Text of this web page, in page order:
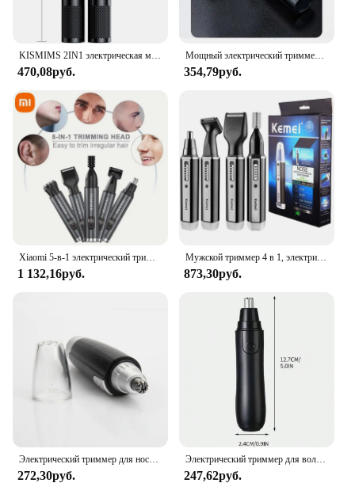
470,08руб.
Мощный электрический триммер для волос в носу для мужчин и женщин — двигатель с высоким крутящим моментом и низким уровнем шума, идеально подходит для удаления волос в носу и ушах
354,79руб.
1 132,16руб.
Мужской триммер 4 в 1, электрический триммер для носа и ушей, перезаряжаемый триммер для волос, бороды, носа и ушей, набор для ухода за волосами
873,30руб.
272,30руб.
Электрический триммер для волос в носу инструмент унисекс бритва машинка для стрижки шеи машинка для стрижки волос мужской инструмент для бритья Портативный Чистой триммер
247,62руб.